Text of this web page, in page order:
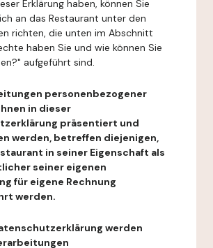
Erklärung haben, können Sie
an das Restaurant unter den
richten, die unten im Abschnitt
haben Sie und wie können Sie
aufgeführt sind.
personenbezogener
in dieser
präsentiert und
werden, betreffen diejenigen,
in seiner Eigenschaft als
seiner eigenen
für eigene Rechnung
werden.
werden